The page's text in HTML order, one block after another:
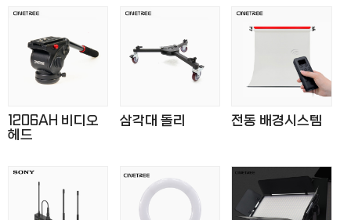
1206AH 비디오
헤드
삼각대 돌리 전동 배경시스템